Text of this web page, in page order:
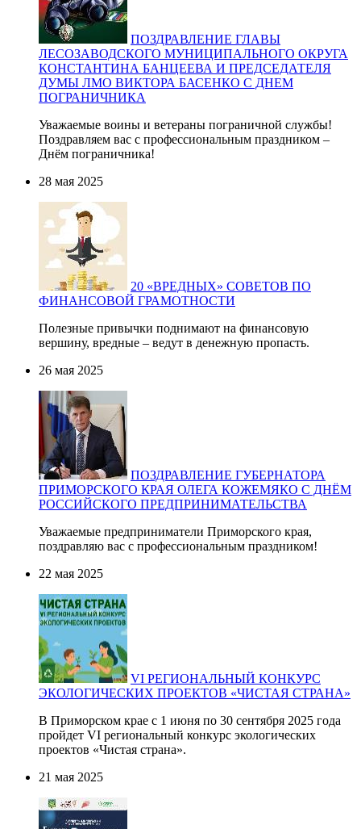
ПОЗДРАВЛЕНИЕ ГЛАВЫ
ЛЕСОЗАВОДСКОГО МУНИЦИПАЛЬНОГО ОКРУГА
КОНСТАНТИНА БАНЦЕЕВА И ПРЕДСЕДАТЕЛЯ
ДУМЫ ЛМО ВИКТОРА БАСЕНКО С ДНЕМ
ПОГРАНИЧНИКА
Уважаемые воины и ветераны пограничной службы!
Поздравляем вас с профессиональным праздником –
Днём пограничника!
28 мая 2025
20 «ВРЕДНЫХ» СОВЕТОВ ПО
ФИНАНСОВОЙ ГРАМОТНОСТИ
Полезные привычки поднимают на финансовую
вершину, вредные – ведут в денежную пропасть.
26 мая 2025
ПОЗДРАВЛЕНИЕ ГУБЕРНАТОРА
ПРИМОРСКОГО КРАЯ ОЛЕГА КОЖЕМЯКО С ДНЁМ
РОССИЙСКОГО ПРЕДПРИНИМАТЕЛЬСТВА
Уважаемые предприниматели Приморского края,
поздравляю вас с профессиональным праздником!
22 мая 2025
VI РЕГИОНАЛЬНЫЙ КОНКУРС
ЭКОЛОГИЧЕСКИХ ПРОЕКТОВ «ЧИСТАЯ СТРАНА»
В Приморском крае с 1 июня по 30 сентября 2025 года
пройдет VI региональный конкурс экологических
проектов «Чистая страна».
21 мая 2025